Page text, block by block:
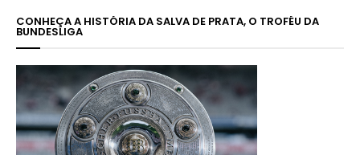
CONHEÇA A HISTÓRIA DA SALVA DE PRATA, O TROFÉU DA
BUNDESLIGA